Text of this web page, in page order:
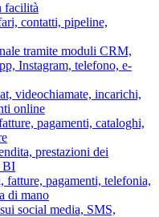
facilità
contatti, pipeline,
tramite moduli CRM,
Instagram, telefono, e-
videochiamate, incarichi,
online
pagamenti, cataloghi,
prestazioni dei
BI
fatture, pagamenti, telefonia,
di mano
social media, SMS,